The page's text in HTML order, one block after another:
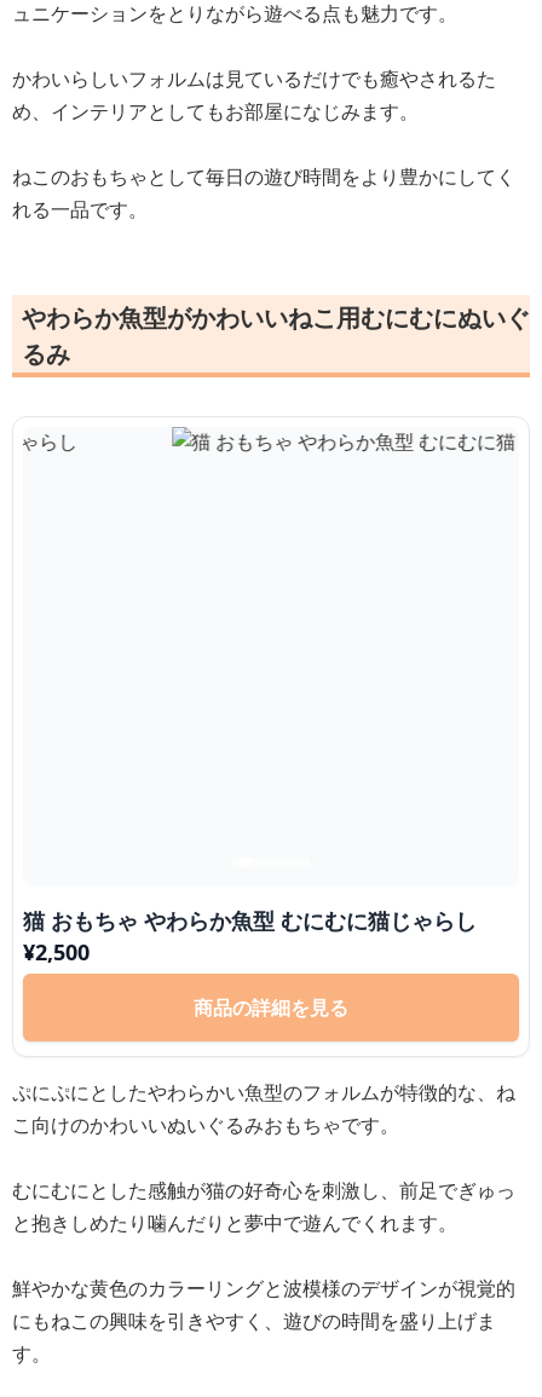
ュニケーションをとりながら遊べる点も魅力です。
かわいらしいフォルムは見ているだけでも癒やされるた
め、インテリアとしてもお部屋になじみます。
ねこのおもちゃとして毎日の遊び時間をより豊かにしてく
れる一品です。
やわらか魚型がかわいいねこ用むにむにぬいぐ
るみ
猫 おもちゃ やわらか魚型 むにむに猫じゃらし
¥2,500
商品の詳細を見る
ぷにぷにとしたやわらかい魚型のフォルムが特徴的な、ね
こ向けのかわいいぬいぐるみおもちゃです。
むにむにとした感触が猫の好奇心を刺激し、前足でぎゅっ
と抱きしめたり噛んだりと夢中で遊んでくれます。
鮮やかな黄色のカラーリングと波模様のデザインが視覚的
にもねこの興味を引きやすく、遊びの時間を盛り上げま
す。